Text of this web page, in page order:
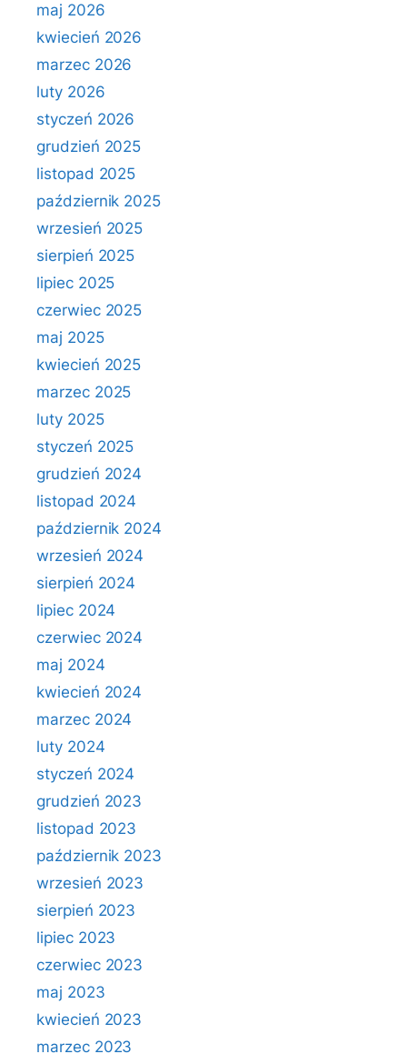
maj 2026
kwiecień 2026
marzec 2026
luty 2026
styczeń 2026
grudzień 2025
listopad 2025
październik 2025
wrzesień 2025
sierpień 2025
lipiec 2025
czerwiec 2025
maj 2025
kwiecień 2025
marzec 2025
luty 2025
styczeń 2025
grudzień 2024
listopad 2024
październik 2024
wrzesień 2024
sierpień 2024
lipiec 2024
czerwiec 2024
maj 2024
kwiecień 2024
marzec 2024
luty 2024
styczeń 2024
grudzień 2023
listopad 2023
październik 2023
wrzesień 2023
sierpień 2023
lipiec 2023
czerwiec 2023
maj 2023
kwiecień 2023
marzec 2023